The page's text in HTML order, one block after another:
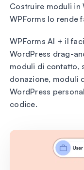
Costruire moduli in
WPForms lo rende
WPForms AI + il
WordPress drag-
moduli di contatto,
donazione, moduli
WordPress
codice.